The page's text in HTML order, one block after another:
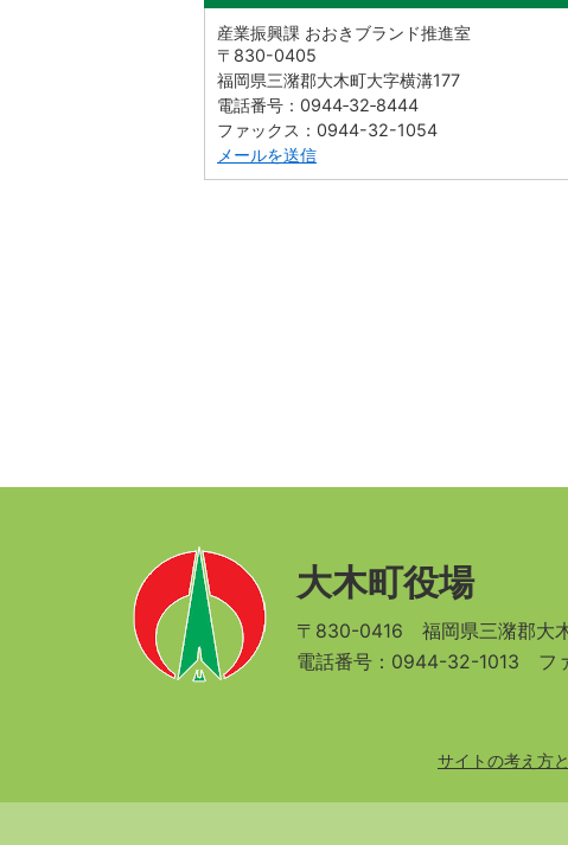
産業振興課 おおきブランド推進室
〒830-0405
福岡県三潴郡大木町大字横溝177
電話番号：0944‐32‐8444
ファックス：0944-32-1054
メールを送信
大木町役場
〒830-0416 福岡県三潴郡大
電話番号：0944-32-1013 フ
サイトの考え方